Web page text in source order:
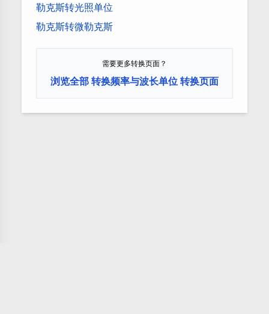
勒克斯转光照单位
勒克斯转微勒克斯
需要更多转换页面？
浏览全部 转换频率与波长单位 转换页面